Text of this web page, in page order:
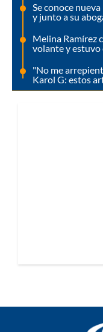
Se conoce
y junto a su
Melina Ramírez
volante y estuvo
"No me
Karol G: estos